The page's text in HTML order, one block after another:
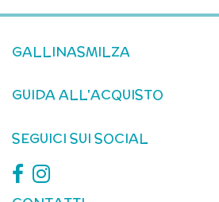
GALLINASMILZA
GUIDA ALL'ACQUISTO
SEGUICI SUI SOCIAL